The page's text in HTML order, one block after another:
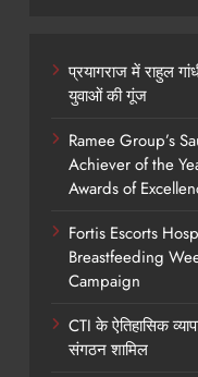
प्रयागराज में राहुल
युवाओं की गूंज
Ramee Group’s
Achiever of the
Awards of
Fortis Escorts
Breastfeeding
Campaign
CTI के ऐतिहासिक
संगठन शामिल